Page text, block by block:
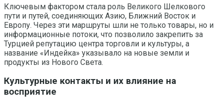
Ключевым фактором стала роль Великого Шелкового
пути и путей, соединяющих Азию, Ближний Восток и
Европу. Через эти маршруты шли не только товары, но и
информационные потоки, что позволило закрепить за
Турцией репутацию центра торговли и культуры, а
название «Индейка» указывало на новые земли и
продукты из Нового Света.
Культурные контакты и их влияние на
восприятие